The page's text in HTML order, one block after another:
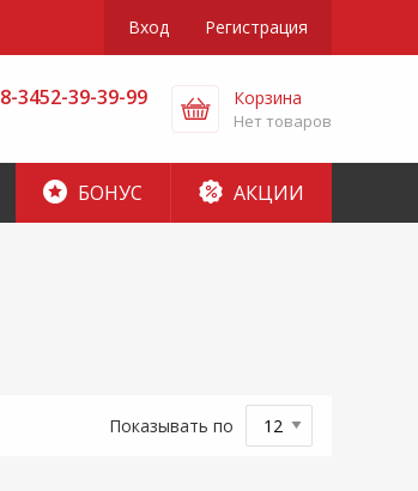
Вход Регистрация
8-3452-39-39-99 Корзина
Нет товаров
БОНУС АКЦИИ
Показывать по